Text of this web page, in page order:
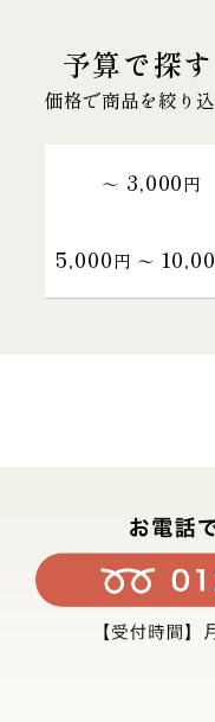
予算で探す
価格で商品を絞り
～ 3,000円
5,000円 〜